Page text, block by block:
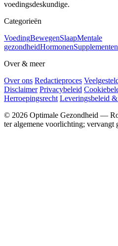
voedingsdeskundige.
Categorieën
VoedingBewegenSlaapMentale
gezondheidHormonenSupplementen
Over & meer
Over ons Redactieproces
Disclaimer Privacybeleid
Herroepingsrecht Leveringsbeleid
© 2026 Optimale Gezondheid —
ter algemene voorlichting; vervangt